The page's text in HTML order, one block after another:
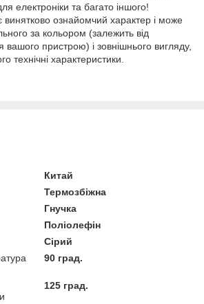
електроніки та багато іншого!
ознайомчий характер і може
за кольором (залежить від
пристрою) і зовнішнього вигляду,
технічні характеристики.
Китай
Термозбіжна
Гнучка
Поліолефін
Сірий
90 град.
125 град.